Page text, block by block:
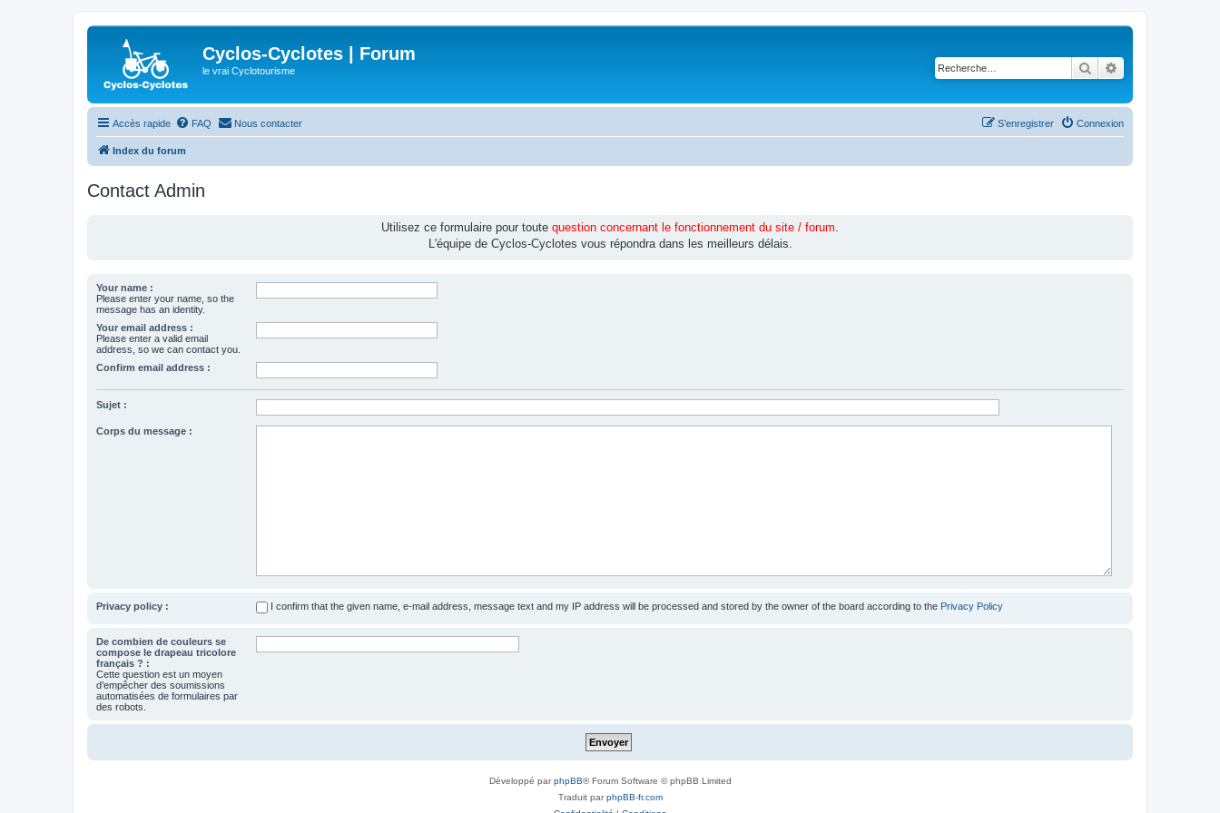
Cyclos-Cyclotes | Forum
le vrai Cyclotourisme Rechercher
Accès rapide FAQ Nous contacter Connexion
S’enregistrer
Index du forum
Contact Admin
Utilisez ce formulaire pour toute question concernant le fonctionnement du site / forum.
L'équipe de Cyclos-Cyclotes vous répondra dans les meilleurs délais.
Your name :
Please enter your name, so the
message has an identity.
Your email address :
Please enter a valid email
address, so we can contact you.
Confirm email address :
Sujet :
Corps du message :
Privacy policy : I confirm that the given name, e-mail address, message text and my IP address will be processed and stored by the owner of the board according to the Privacy Policy
De combien de couleurs se
compose le drapeau tricolore
français ? :
Cette question est un moyen
d’empêcher des soumissions
automatisées de formulaires par
des robots.
Développé parphpBB® Forum Software © phpBB Limited
Traduit parphpBB-fr.com